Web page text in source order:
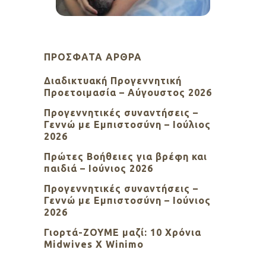
ΠΡΌΣΦΑΤΑ ΆΡΘΡΑ
Διαδικτυακή Προγεννητική
Προετοιμασία – Αύγουστος 2026
Προγεννητικές συναντήσεις –
Γεννώ με Εμπιστοσύνη – Ιούλιος
2026
Πρώτες Βοήθειες για βρέφη και
παιδιά – Ιούνιος 2026
Προγεννητικές συναντήσεις –
Γεννώ με Εμπιστοσύνη – Ιούνιος
2026
Γιορτά-ΖΟΥΜΕ μαζί: 10 Χρόνια
Midwives X Winimo